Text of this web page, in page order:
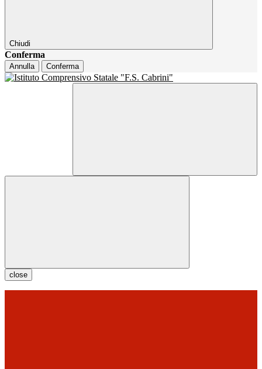
Chiudi
Conferma
Annulla Conferma
close